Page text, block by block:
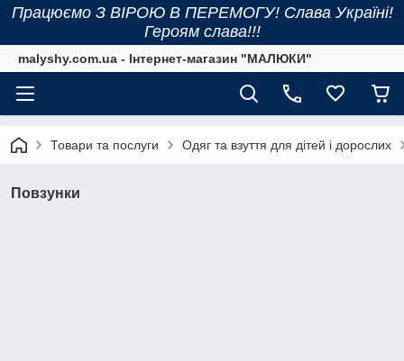
Працюємо З ВІРОЮ В ПЕРЕМОГУ! Слава Україні!
Героям слава!!!
malyshy.com.ua - Інтернет-магазин "МАЛЮКИ"
Товари та послуги Одяг та взуття для дітей і дорослих
Повзунки